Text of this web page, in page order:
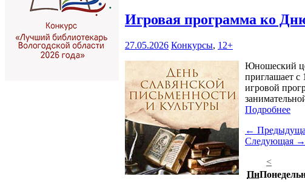
Игровая программа ко
27.05.2026 Конкурсы, 12+
Юношеский
приглашает с
игровой
Подробнее
←
Следующая →
<
Пн